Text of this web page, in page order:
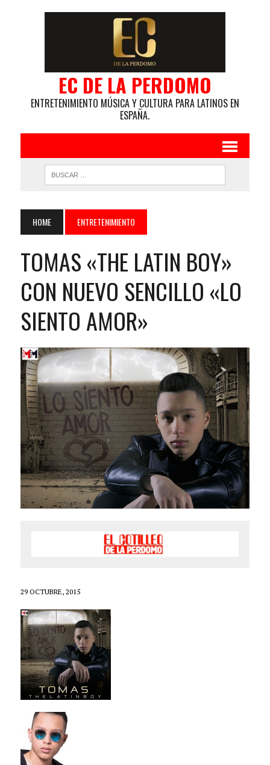
EC DE LA PERDOMO
ENTRETENIMIENTO MÚSICA Y CULTURA PARA LATINOS EN
ESPAÑA.
HOME ENTRETENIMIENTO
TOMAS «THE LATIN BOY»
CON NUEVO SENCILLO «LO
SIENTO AMOR»
29 OCTUBRE, 2015